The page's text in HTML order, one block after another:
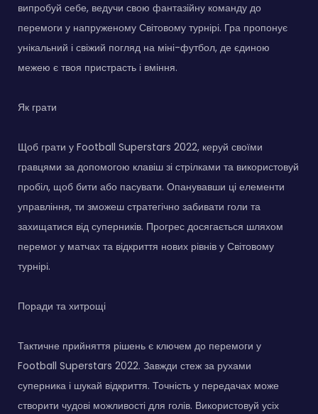
випробуй себе, ведучи свою фантазійну команду до
перемоги у напруженому Світовому турнірі. Гра пропонує
унікальний і свіжий погляд на міні-футбол, де єдиною
межею є твоя пристрасть і вміння.
Як грати
Щоб грати у Football Superstars 2022, керуй своїми
гравцями за допомогою клавіш зі стрілками та використовуй
пробіл, щоб бити або пасувати. Опанувавши ці елементи
управління, ти зможеш стратегічно забивати голи та
захищатися від суперників. Прогрес досягається шляхом
перемог у матчах та відкриття нових рівнів у Світовому
турнірі.
Поради та хитрощі
Тактичне прийняття рішень є ключем до перемоги у
Football Superstars 2022. Завжди стеж за рухами
суперника і шукай відкриття. Точність у передачах може
створити чудові можливості для голів. Використовуй усіх